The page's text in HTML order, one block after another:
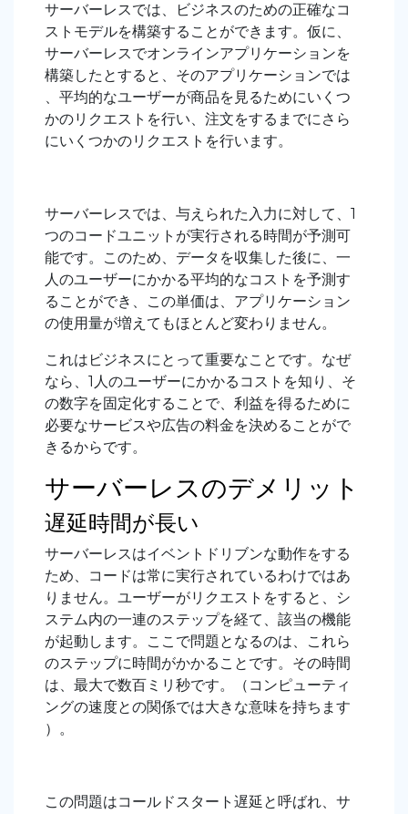
サーバーレスでは、ビジネスのための正確なコ
ストモデルを構築することができます。仮に、
サーバーレスでオンラインアプリケーションを
構築したとすると、そのアプリケーションでは
、平均的なユーザーが商品を見るためにいくつ
かのリクエストを行い、注文をするまでにさら
にいくつかのリクエストを行います。
サーバーレスでは、与えられた入力に対して、1
つのコードユニットが実行される時間が予測可
能です。このため、データを収集した後に、一
人のユーザーにかかる平均的なコストを予測す
ることができ、この単価は、アプリケーション
の使用量が増えてもほとんど変わりません。
これはビジネスにとって重要なことです。なぜ
なら、1人のユーザーにかかるコストを知り、そ
の数字を固定化することで、利益を得るために
必要なサービスや広告の料金を決めることがで
きるからです。
サーバーレスのデメリット
遅延時間が長い
サーバーレスはイベントドリブンな動作をする
ため、コードは常に実行されているわけではあ
りません。ユーザーがリクエストをすると、シ
ステム内の一連のステップを経て、該当の機能
が起動します。ここで問題となるのは、これら
のステップに時間がかかることです。その時間
は、最大で数百ミリ秒です。（コンピューティ
ングの速度との関係では大きな意味を持ちます
）。
この問題はコールドスタート遅延と呼ばれ、サ